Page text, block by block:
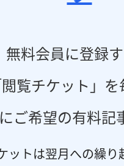
無料会員に登録
覧チケット」
ご希望の有料記
ットは翌月への繰り